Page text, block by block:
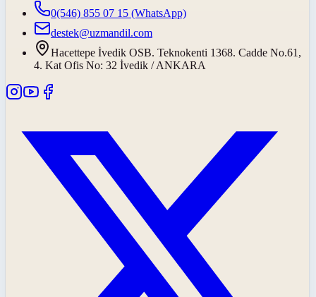
0(546) 855 07 15 (WhatsApp)
destek@uzmandil.com
Hacettepe İvedik OSB. Teknokenti 1368. Cadde No.61,
4. Kat Ofis No: 32 İvedik / ANKARA